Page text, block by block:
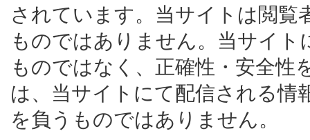
されています。当サイトは閲覧
ものではありません。当サイ
ものではなく、正確性・安全性
は、当サイトにて配信される情
を負うものではありません。